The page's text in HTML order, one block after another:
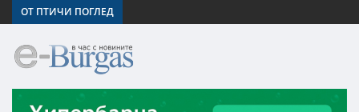
ОТ ПТИЧИ ПОГЛЕД